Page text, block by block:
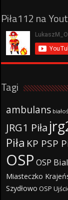
Piła112 na
Tagi
ambulans
JRG1 Piła
Piła KP PSP
OSP OSP
Miasteczko
Szydłowo OSP